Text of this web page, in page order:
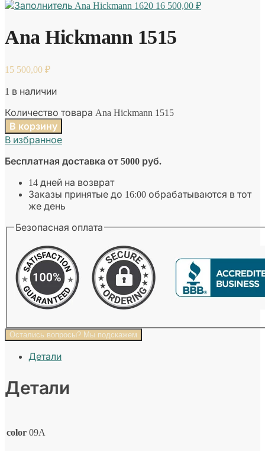
Ana Hickmann 1620 16 500,00 ₽
Ana Hickmann 1515
15 500,00 ₽
1 в наличии
Количество товара Ana Hickmann 1515
В корзину
В избранное
Бесплатная доставка от 5000 руб.
14 дней на возврат
Заказы принятые до 16:00 обрабатываются в тот
же день
Безопасная оплата
Остались вопросы? Мы подскажем
Детали
Детали
color 09A